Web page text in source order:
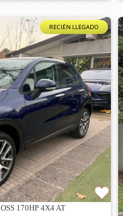
RECIÉN LLEGADO
170HP 4X4 AT